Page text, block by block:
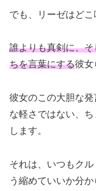
でも、リーゼはどこ
誰よりも真剣に、
ちを言葉にする彼女
彼女のこの大胆な発
な軽さではない、
します。
それは、いつもク
う縮めていいか分